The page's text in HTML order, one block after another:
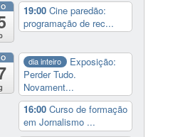
19:00 Cine paredão:
programação de rec...
dia inteiro
Exposição:
Perder Tudo.
Novament...
16:00 Curso de formação
em Jornalismo ...